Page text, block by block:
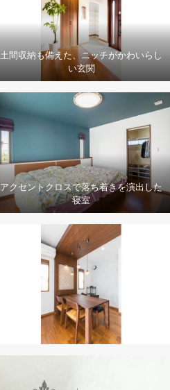
土間収納も備えた、ニッチがかわいらし
い玄関
アクセントクロスで落ち着きを演出した
寝室